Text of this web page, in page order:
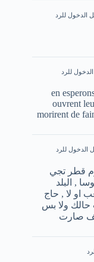
الدخول للرد
للرد
en
ouvrent
morirent de
الدخول للرد
قطر تجي
, البلد
او لا , حاج
ولا بس
صارت